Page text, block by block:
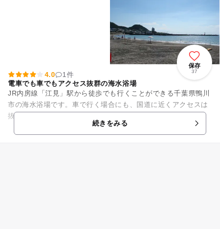
保存
37
4.0
1件
電車でも車でもアクセス抜群の海水浴場
JR内房線「江見」駅から徒歩でも行くことができる千葉県鴨川
市の海水浴場です。車で行く場合にも、国道に近くアクセスは
抜群です。幅約60メートルの砂浜が約200メートル続きます。
続きをみる